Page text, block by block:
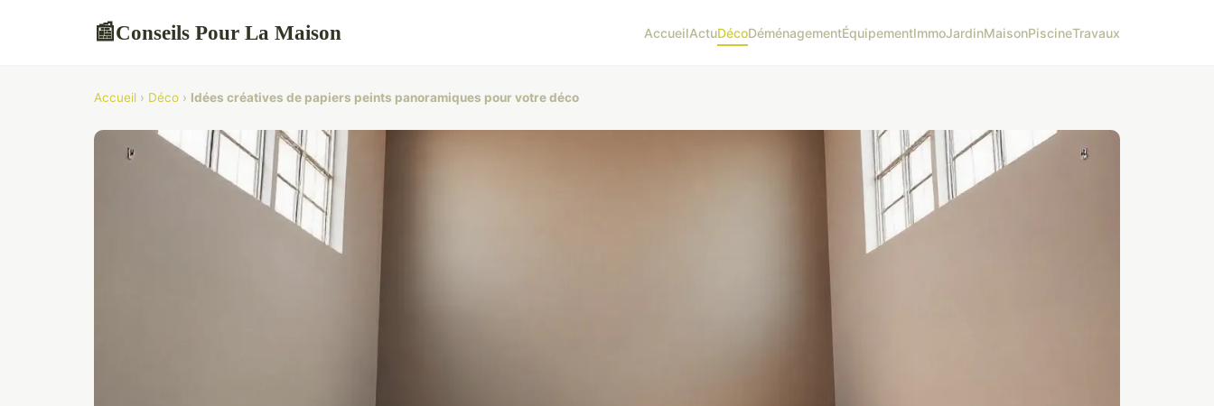
📰Conseils Pour La Maison AccueilActuDécoDéménagementÉquipementImmoJardinMaisonPiscineTravaux
Accueil › Déco › Idées créatives de papiers peints panoramiques pour votre déco